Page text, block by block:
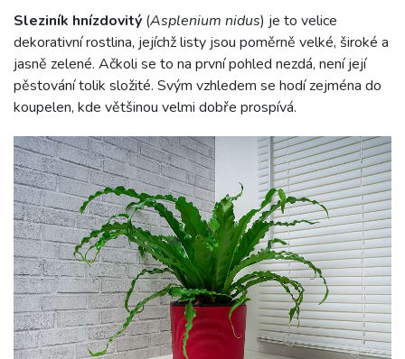
Sleziník hnízdovitý (Asplenium nidus) je to velice
dekorativní rostlina, jejíchž listy jsou poměrně velké, široké a
jasně zelené. Ačkoli se to na první pohled nezdá, není její
pěstování tolik složité. Svým vzhledem se hodí zejména do
koupelen, kde většinou velmi dobře prospívá.